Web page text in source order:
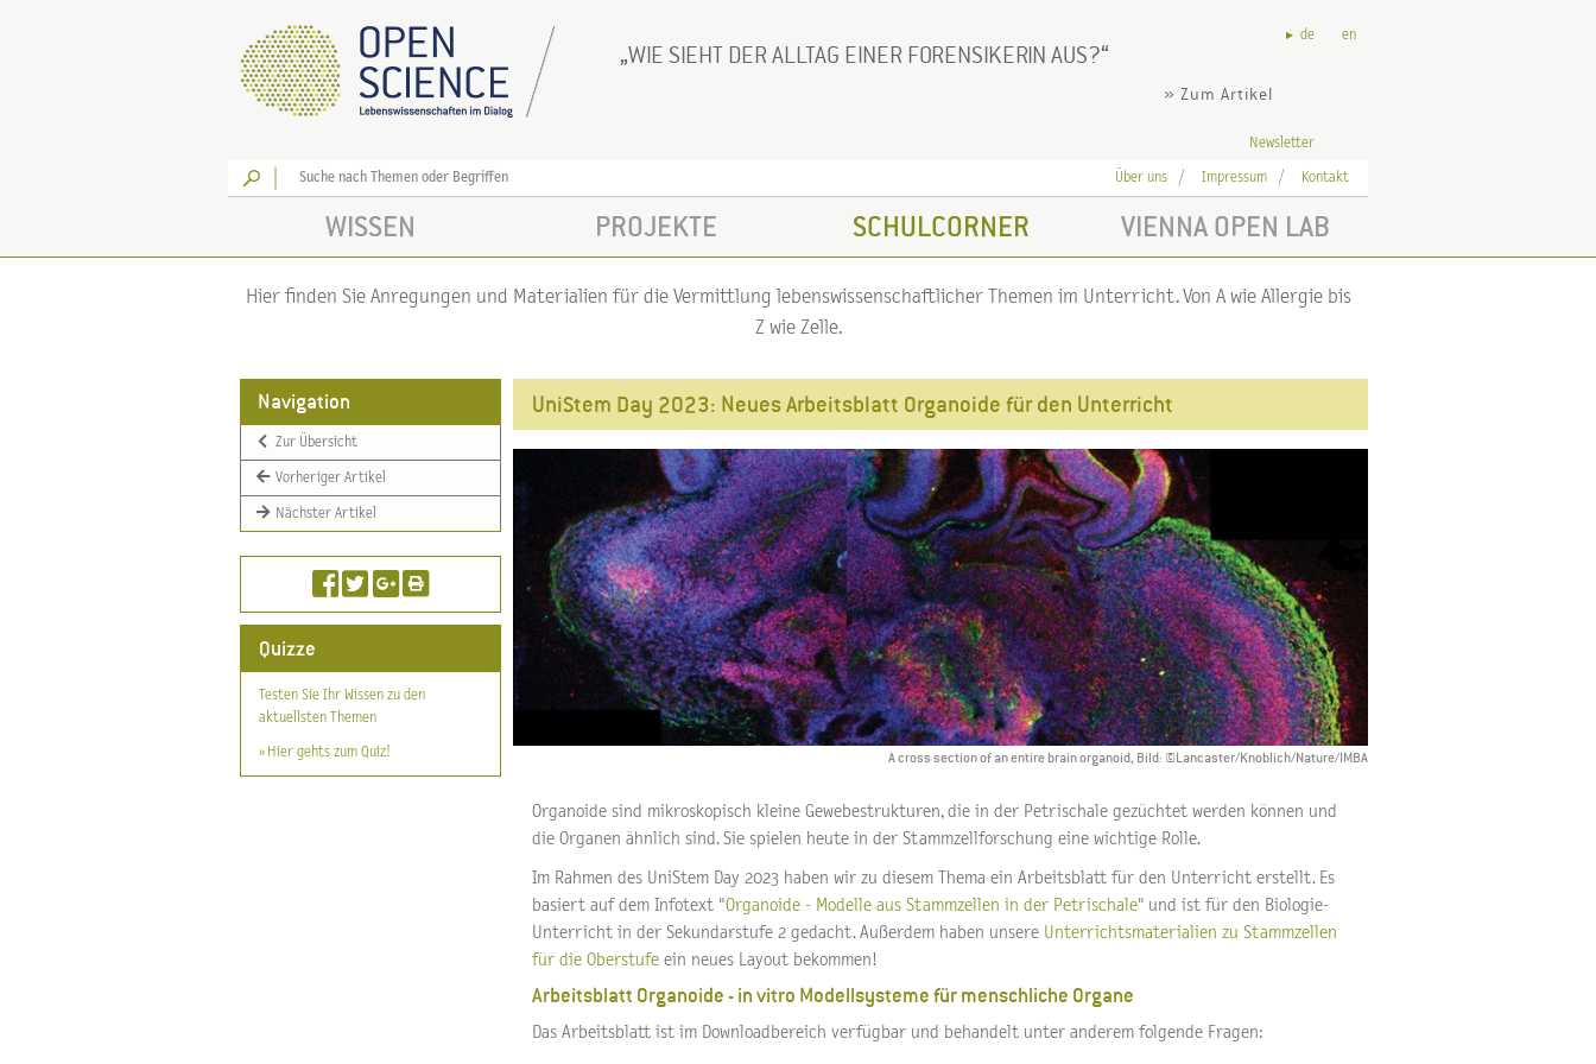
WIE SIEHT DER ALLTAG EINER FORENSIKERIN AUS?
» Zum Artikel
de en
Newsletter
Los
Über uns Impressum Kontakt
WISSEN PROJEKTE SCHULCORNER VIENNA OPEN LAB
Hier finden Sie Anregungen und Materialien für die Vermittlung lebenswissenschaftlicher Themen im Unterricht. Von A wie Allergie bis
Z wie Zelle.
Navigation
Zur Übersicht
Vorheriger Artikel
Nächster Artikel
Quizze
Testen Sie Ihr Wissen zu den
aktuellsten Themen
» Hier gehts zum Quiz!
UniStem Day 2023: Neues Arbeitsblatt Organoide für den Unterricht
A cross section of an entire brain organoid, Bild: ©Lancaster/Knoblich/Nature/IMBA
Organoide sind mikroskopisch kleine Gewebestrukturen, die in der Petrischale gezüchtet werden können und
die Organen ähnlich sind. Sie spielen heute in der Stammzellforschung eine wichtige Rolle.
Im Rahmen des UniStem Day 2023 haben wir zu diesem Thema ein Arbeitsblatt für den Unterricht erstellt. Es
basiert auf dem Infotext "Organoide - Modelle aus Stammzellen in der Petrischale" und ist für den Biologie-
Unterricht in der Sekundarstufe 2 gedacht. Außerdem haben unsere Unterrichtsmaterialien zu Stammzellen
für die Oberstufe ein neues Layout bekommen!
Arbeitsblatt Organoide - in vitro Modellsysteme für menschliche Organe
Das Arbeitsblatt ist im Downloadbereich verfügbar und behandelt unter anderem folgende Fragen: